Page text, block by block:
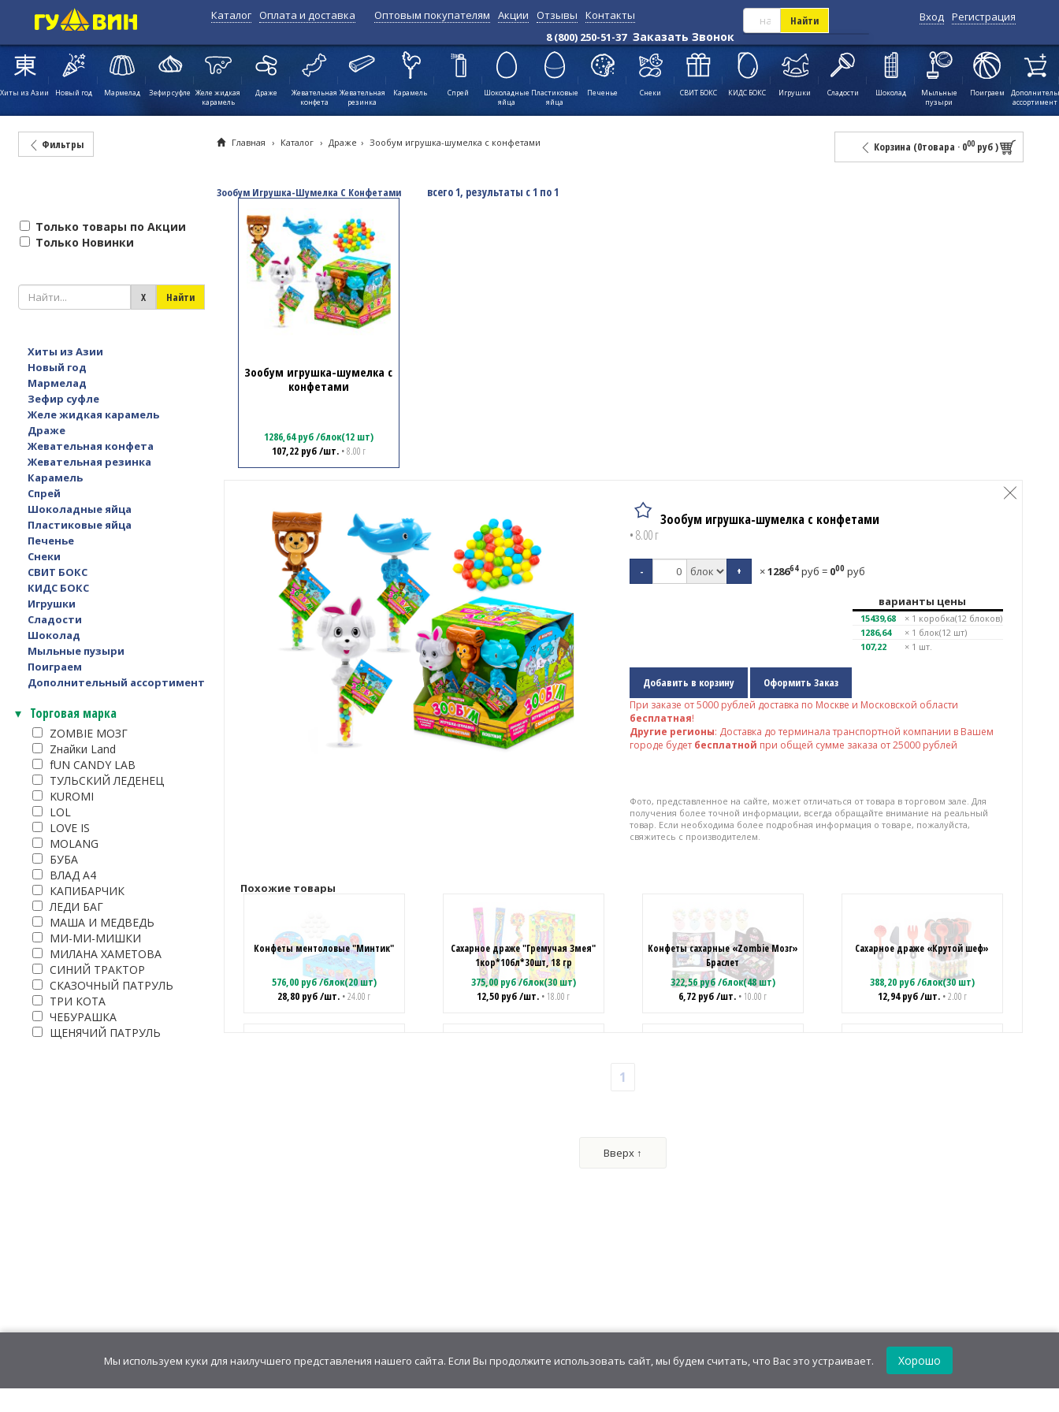
Оплата и доставка
Каталог Оптовым покупателям Акции Отзывы Контакты
Заказать Звонок
8 (800) 250-51-37
Найти Вход Регистрация
Хиты из Азии Новый год Мармелад Зефир суфле Желе жидкая
карамель
Драже
Жевательная
конфета
Жевательная
резинка
Карамель Спрей
Шоколадные
яйца
Пластиковые
яйца
Печенье Снеки СВИТ БОКС КИДС БОКС Игрушки Сладости Шоколад
Мыльные
пузыри
Поиграем
ассортимент
Фильтры
Только товары по Акции
Только Новинки
Хиты из Азии
Новый год
Мармелад
Зефир суфле
Желе жидкая карамель
Драже
Жевательная конфета
Жевательная резинка
Карамель
Спрей
Шоколадные яйца
Пластиковые яйца
Печенье
Снеки
СВИТ БОКС
КИДС БОКС
Игрушки
Сладости
Шоколад
Мыльные пузыри
Поиграем
Дополнительный ассортимент
Торговая марка
ZOMBIE МОЗГ
Zнайки Land
fUN CANDY LAB
ТУЛЬСКИЙ ЛЕДЕНЕЦ
KUROMI
LOL
LOVE IS
MOLANG
БУБА
ВЛАД А4
КАПИБАРЧИК
ЛЕДИ БАГ
МАША И МЕДВЕДЬ
МИ-МИ-МИШКИ
МИЛАНА ХАМЕТОВА
СИНИЙ ТРАКТОР
СКАЗОЧНЫЙ ПАТРУЛЬ
ТРИ КОТА
ЧЕБУРАШКА
ЩЕНЯЧИЙ ПАТРУЛЬ
Корзина (0товара · 000руб)
всего 1, результаты с 1
по 1↑
Главная › Каталог › Драже › Зообум игрушка-шумелка с конфетами
Зообум Игрушка-Шумелка С Конфетами всего 1, результаты с 1 по 1
Зообум игрушка-шумелка с
конфетами
1286,64руб/блок(12 шт)
107,22руб/шт. • 8.00 г
Зообум игрушка-шумелка с конфетами
• 8.00 г
- + ×128664 руб = 000 руб
варианты цены
15439,68 × 1 коробка(12 блоков)
1286,64
× 1 блок(12 шт)
107,22
× 1 шт.
Добавить в корзину Оформить Заказ
При заказе от5000 рублей доставка по Москве и Московской области
бесплатная!
Другие регионы: Доставка до терминала транспортной компании в Вашем
городе будет бесплатной при общей сумме заказа от 25000 рублей
Фото, представленное на сайте, может отличаться от товара в торговом зале. Для
получения более точной информации, всегда обращайте внимание на реальный
товар. Если необходима более подробная информация о товаре, пожалуйста,
свяжитесь с производителем.
Похожие товары
Конфеты ментоловые "Минтик"
576,00руб/блок(20 шт)
28,80 руб/шт. • 24.00 г
Сахарное драже "Гремучая Змея"
1кор*10бл*30шт, 18 гр
375,00руб/блок(30 шт)
12,50 руб/шт. • 18.00 г
Конфеты сахарные «Zombie Мозг»
Браслет
322,56руб/блок(48 шт)
6,72 руб/шт. • 10.00 г
Сахарное драже «Крутой шеф»
388,20руб/блок(30 шт)
12,94руб/шт. • 2.00 г
1
Вверх ↑
Мы используем куки для наилучшего представления нашего сайта. Если Вы продолжите использовать сайт, мы будем считать, что Вас это устраивает. Хорошо